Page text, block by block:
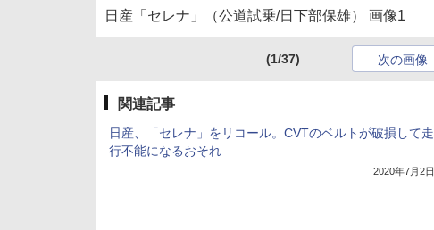
日産「セレナ」（公道試乗/日下部保雄） 画像1
(1/37) 次の画像
関連記事
日産、「セレナ」をリコール。CVTのベルトが破損して走
行不能になるおそれ
2020年7月2日